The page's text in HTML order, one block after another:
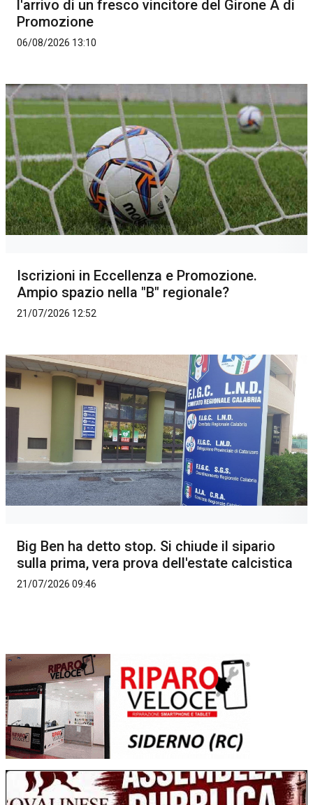
l'arrivo di un fresco vincitore del Girone A di
Promozione
06/08/2026 13:10
Iscrizioni in Eccellenza e Promozione.
Ampio spazio nella "B" regionale?
21/07/2026 12:52
Big Ben ha detto stop. Si chiude il sipario
sulla prima, vera prova dell'estate calcistica
21/07/2026 09:46